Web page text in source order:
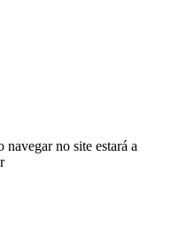
no site estará a